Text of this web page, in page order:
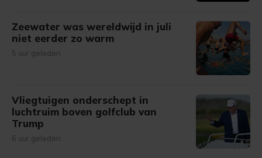
Zeewater was wereldwijd in juli
niet eerder zo warm
5 uur geleden
Vliegtuigen onderschept in
luchtruim boven golfclub van
Trump
6 uur geleden